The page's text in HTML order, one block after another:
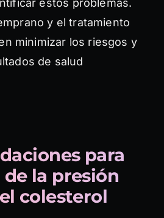
y el tratamiento
minimizar los riesgos y
de salud
para
la presión
colesterol